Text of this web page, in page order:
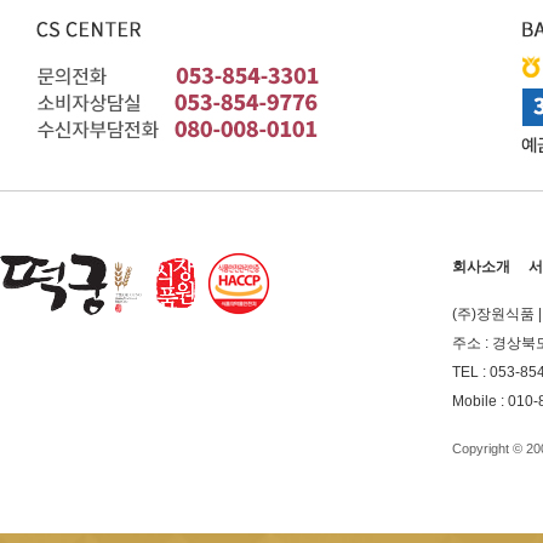
회사소개
(주)장원식품
주소 : 경상북
TEL : 053-
Mobile :
Copyright ©